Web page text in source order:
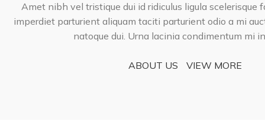
Amet nibh vel tristique dui id ridiculus ligula scelerisque
imperdiet parturient aliquam taciti parturient odio a mi
natoque dui. Urna lacinia condimentum mi
ABOUT US VIEW MORE